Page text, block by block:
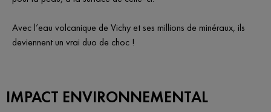
Avec l’eau volcanique de Vichy et ses millions de minéraux, ils
deviennent un vrai duo de choc !
IMPACT ENVIRONNEMENTAL